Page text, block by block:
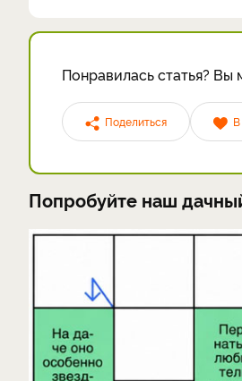
Понравилась статья? Вы
Поделиться
Попробуйте наш